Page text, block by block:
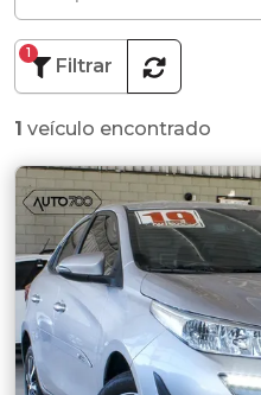
Filtrar
1
1 veículo encontrado